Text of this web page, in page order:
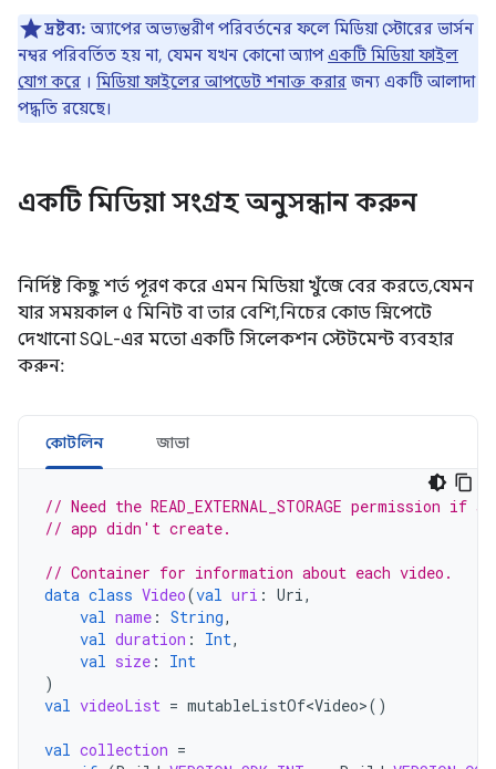
দ্রষ্টব্য: অ্যাপের অভ্যন্তরীণ পরিবর্তনের ফলে মিডিয়া স্টোরের ভার্সন
নম্বর পরিবর্তিত হয় না, যেমন যখন কোনো অ্যাপএকটি মিডিয়া ফাইল
যোগ করে । মিডিয়া ফাইলের আপডেট শনাক্ত করার জন্য একটি আলাদা
পদ্ধতি রয়েছে।
একটি মিডিয়া সংগ্রহ অনুসন্ধান করুন
নির্দিষ্ট কিছু শর্ত পূরণ করে এমন মিডিয়া খুঁজে বের করতে, যেমন
যার সময়কাল ৫ মিনিট বা তার বেশি, নিচের কোড স্নিপেটে
দেখানো SQL-এর মতো একটি সিলেকশন স্টেটমেন্ট ব্যবহার
করুন:
কোটলিন জাভা
// Need the READ_EXTERNAL_STORAGE
// app didn't create.
// Container for information about each video.
data class Video(val uri : Uri,
val name : String,
val duration : Int,
val size :
Int
)
val videoList = mutableListOf<Video>()
val collection =